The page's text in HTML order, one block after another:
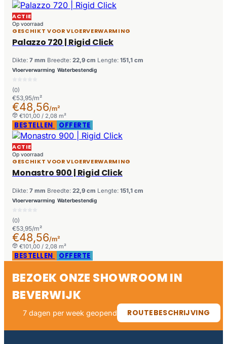
ACTIE
Op voorraad
GESCHIKT VOOR VLOERVERWARMING
Palazzo 720 | Rigid Click
Dikte: 7 mm Breedte: 22,9 cm Lengte: 151,1 cm
Vloerverwarming Waterbestendig
(0)
€53,95/m²
€48,56/m²
€101,00 / 2,08 m²
BESTELLEN OFFERTE
ACTIE
Op voorraad
GESCHIKT VOOR VLOERVERWARMING
Monastro 900 | Rigid Click
Dikte: 7 mm Breedte: 22,9 cm Lengte: 151,1 cm
Vloerverwarming Waterbestendig
(0)
€53,95/m²
€48,56/m²
€101,00 / 2,08 m²
BESTELLEN OFFERTE
BEZOEK ONZE SHOWROOM IN
BEVERWIJK
7 dagen per week geopend ROUTEBESCHRIJVING